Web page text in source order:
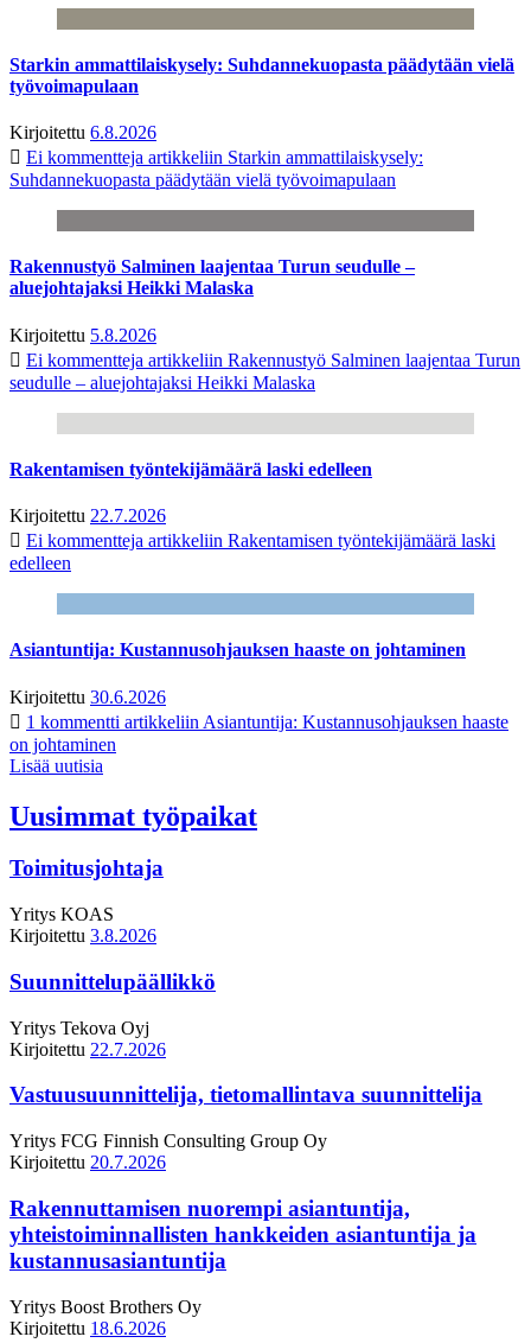
Starkin ammattilaiskysely: Suhdannekuopasta päädytään vielä
työvoimapulaan
Kirjoitettu 6.8.2026
Ei kommentteja artikkeliin Starkin ammattilaiskysely:
Suhdannekuopasta päädytään vielä työvoimapulaan
Rakennustyö Salminen laajentaa Turun seudulle –
aluejohtajaksi Heikki Malaska
Kirjoitettu 5.8.2026
Ei kommentteja artikkeliin Rakennustyö Salminen laajentaa Turun
seudulle – aluejohtajaksi Heikki Malaska
Rakentamisen työntekijämäärä laski edelleen
Kirjoitettu 22.7.2026
Ei kommentteja artikkeliin Rakentamisen työntekijämäärä laski
edelleen
Asiantuntija: Kustannusohjauksen haaste on johtaminen
Kirjoitettu 30.6.2026
1 kommentti artikkeliin Asiantuntija: Kustannusohjauksen haaste
on johtaminen
Lisää uutisia
Uusimmat työpaikat
Toimitusjohtaja
Yritys KOAS
Kirjoitettu 3.8.2026
Suunnittelupäällikkö
Yritys Tekova Oyj
Kirjoitettu 22.7.2026
Vastuusuunnittelija, tietomallintava suunnittelija
Yritys FCG Finnish Consulting Group Oy
Kirjoitettu 20.7.2026
Rakennuttamisen nuorempi asiantuntija,
yhteistoiminnallisten hankkeiden asiantuntija ja
kustannusasiantuntija
Yritys Boost Brothers Oy
Kirjoitettu 18.6.2026